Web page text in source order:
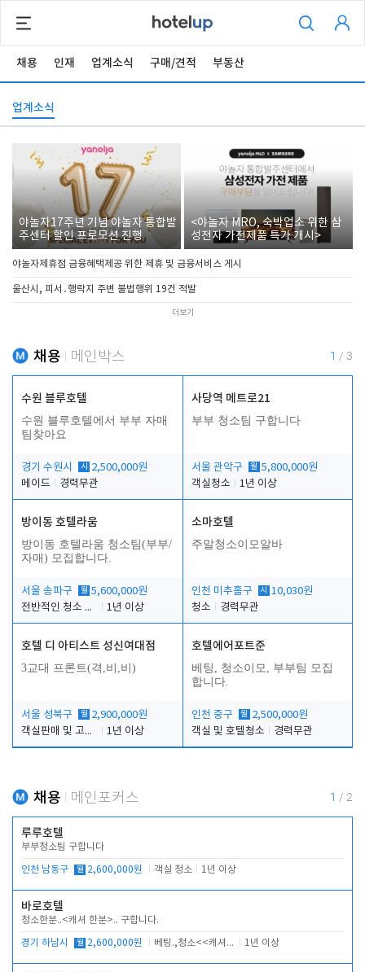
채용 인재 업계소식 구매/견적 부동산
업계소식
야놀자17주년 기념 야놀자 통합발
주센터 할인 프로모션 진행
<야놀자 MRO, 숙박업소 위한 삼
성전자 가전제품 특가 개시>
야놀자제휴점 금융혜택제공 위한 제휴 및 금융서비스 게시
울산시, 피서․행락지 주변 불법행위 19건 적발
더보기
채용 메인박스 1 / 3
수원 블루호텔
수원 블루호텔에서 부부 자매
팀찾아요
경기 수원시 시
2,500,000원
메이드
경력무관
사당역 메트로21
부부 청소팀 구합니다
서울 관악구 월 5,800,000원
객실청소
1년 이상
방이동 호텔라움
방이동 호텔라움 청소팀(부부/
자매) 모집합니다.
서울 송파구 월 5,600,000원
전반적인 청소 업무(객실청소.객실정리)
1년 이상
소마호텔
주말청소이모알바
인천 미추홀구 시
10,030원
청소
경력무관
호텔 디 아티스트 성신여대점
3교대 프론트(격,비,비)
서울 성북구 월 2,900,000원
객실판매 및 고객응대
1년 이상
호텔에어포트준
베팅, 청소이모, 부부팀 모집
합니다.
인천 중구 월 2,500,000원
객실 및 호텔청소
경력무관
채용 메인포커스 1 / 2
루루호텔
부부청소팀 구합니다
인천 남동구 월 2,600,000원 객실 청소 1년 이상
바로호텔
청소한분..<캐셔 한분>.. 구합니다.
경기 하남시 월 2,600,000원 베팅.,청소<<캐셔 모셔봅니다. 1년 이상